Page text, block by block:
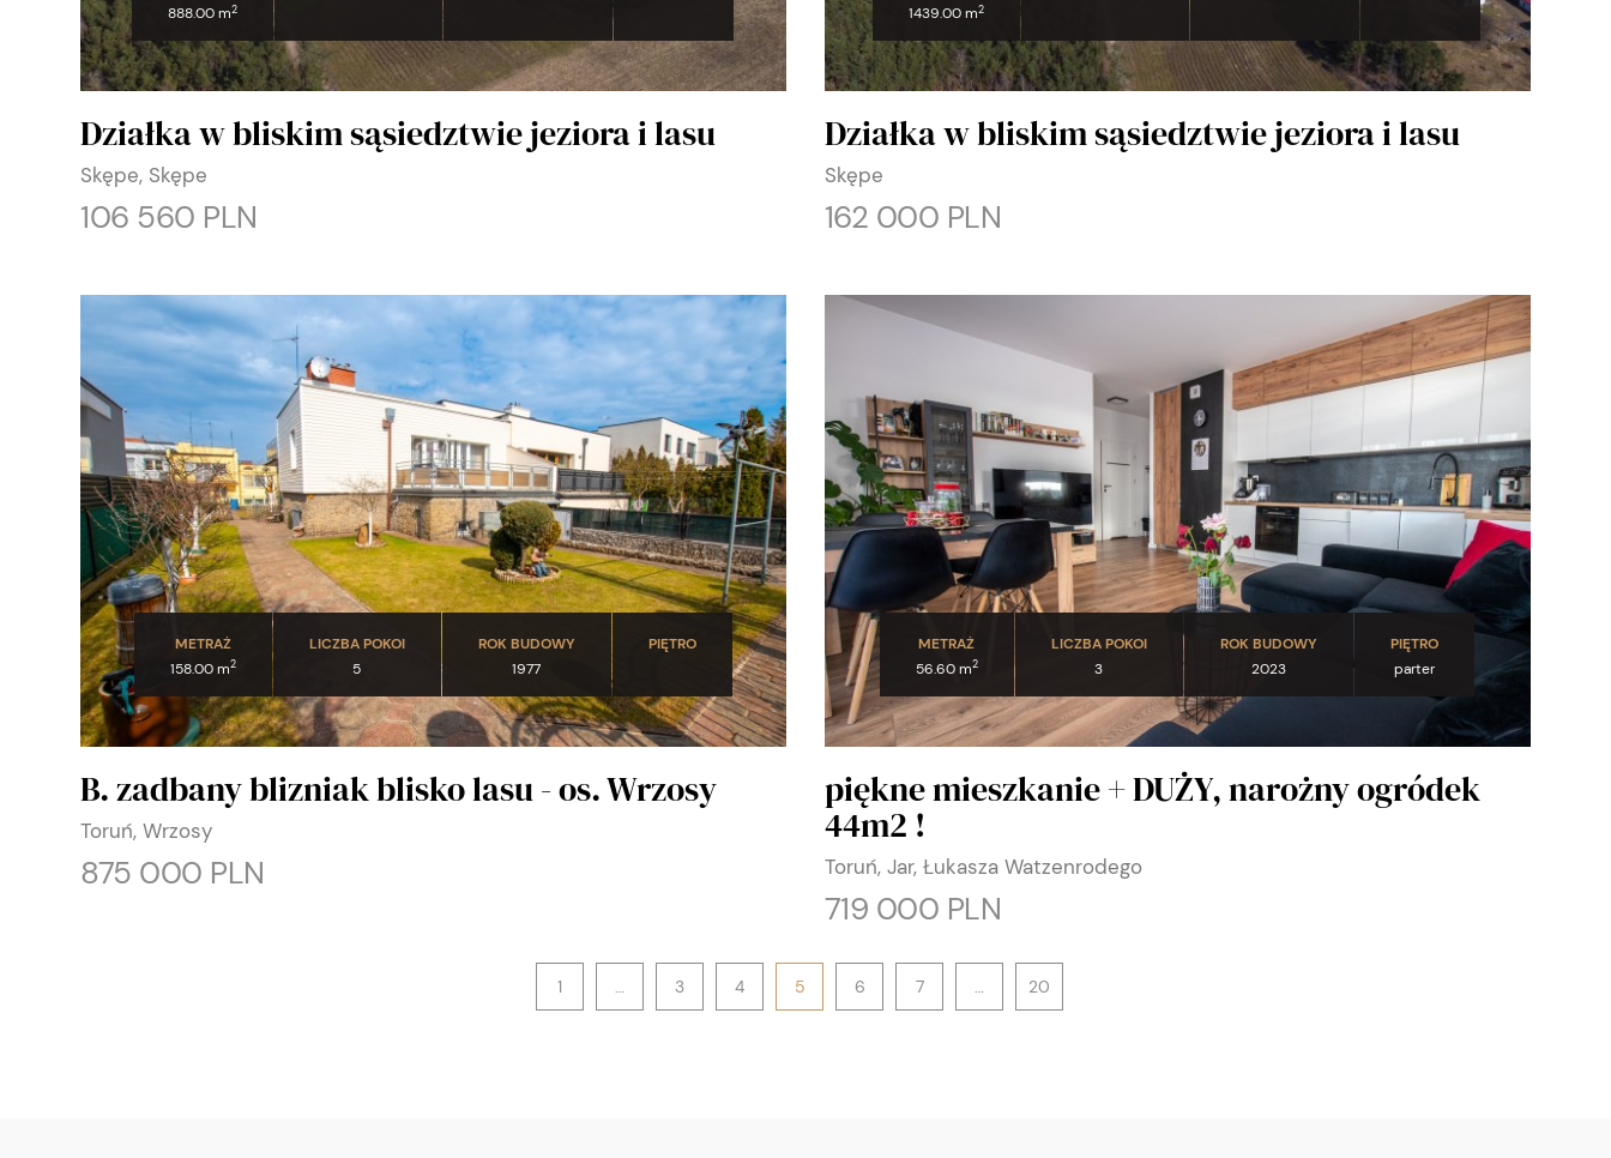
888.00 m2
Działka w bliskim sąsiedztwie jeziora i lasu
Skępe, Skępe
106 560 PLN
1439.00 m2
Działka w bliskim sąsiedztwie jeziora i lasu
Skępe
162 000 PLN
METRAŻ
158.00 m2
LICZBA POKOI
5
ROK BUDOWY
1977
PIĘTRO
B. zadbany blizniak blisko lasu - os. Wrzosy
Toruń, Wrzosy
875 000 PLN
METRAŻ
56.60 m2
LICZBA POKOI
3
ROK BUDOWY
2023
PIĘTRO
parter
piękne mieszkanie + DUŻY, narożny ogródek
44m2 !
Toruń, Jar, Łukasza Watzenrodego
719 000 PLN
1 3 4 5 6 7 20